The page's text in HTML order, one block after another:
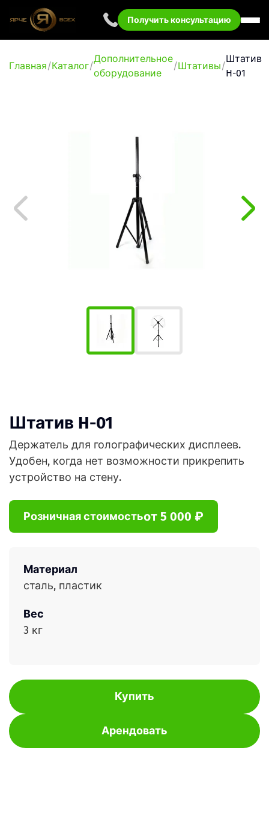
Получить консультацию
Главная Каталог
Дополнительное
оборудование
Штативы
Штатив
H-01
Штатив H-01
Держатель для голографических дисплеев.
Удобен, когда нет возможности прикрепить
устройство на стену.
Розничная стоимостьот 5 000 ₽
Материал
сталь, пластик
Вес
3 кг
Купить
Арендовать